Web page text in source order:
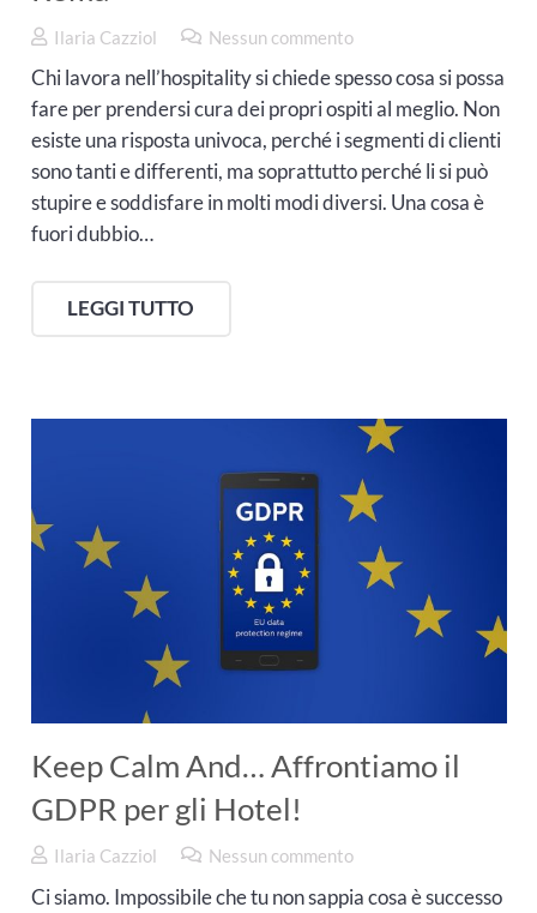
Ilaria Cazziol Nessun commento
Chi lavora nell’hospitality si chiede spesso cosa si possa
fare per prendersi cura dei propri ospiti al meglio. Non
esiste una risposta univoca, perché i segmenti di clienti
sono tanti e differenti, ma soprattutto perché li si può
stupire e soddisfare in molti modi diversi. Una cosa è
fuori dubbio…
LEGGI TUTTO
Keep Calm And… Affrontiamo il
GDPR per gli Hotel!
Ilaria Cazziol Nessun commento
Ci siamo. Impossibile che tu non sappia cosa è successo